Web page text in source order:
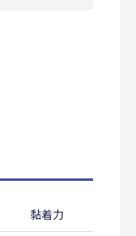
黏着力